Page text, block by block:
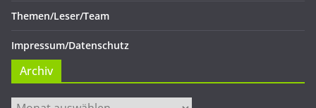
Themen/Leser/Team
Impressum/Datenschutz
Archiv